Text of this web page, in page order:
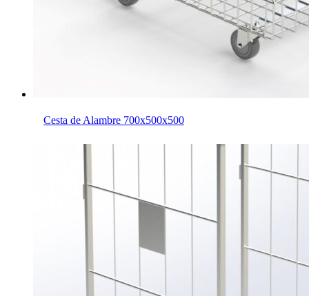
Cesta de Alambre 700x500x500